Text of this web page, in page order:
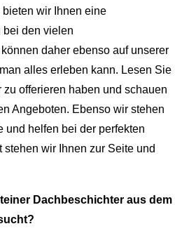
wir Ihnen eine
bei den vielen
daher ebenso auf unserer
alles erleben kann. Lesen Sie
offerieren haben und schauen
Angeboten. Ebenso wir stehen
und helfen bei der perfekten
stehen wir Ihnen zur Seite und
Dachbeschichter aus dem